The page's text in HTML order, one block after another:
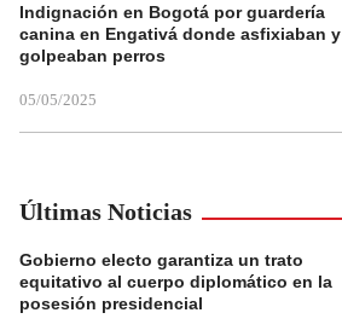
Indignación en Bogotá por guardería
canina en Engativá donde asfixiaban y
golpeaban perros
05/05/2025
Últimas Noticias
Gobierno electo garantiza un trato
equitativo al cuerpo diplomático en la
posesión presidencial